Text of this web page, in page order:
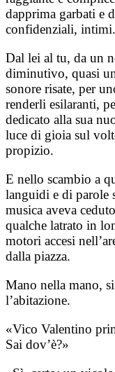
dapprima garbati e
confidenziali, intimi.
Dal lei al tu, da un
diminutivo, quasi
sonore risate, per
renderli esilaranti,
dedicato alla sua
luce di gioia sul
propizio.
E nello scambio a
languidi e di parole
musica aveva
qualche latrato in
motori accesi
dalla piazza.
Mano nella mano,
l’abitazione.
«Vico Valentino
Sai dov’è?»